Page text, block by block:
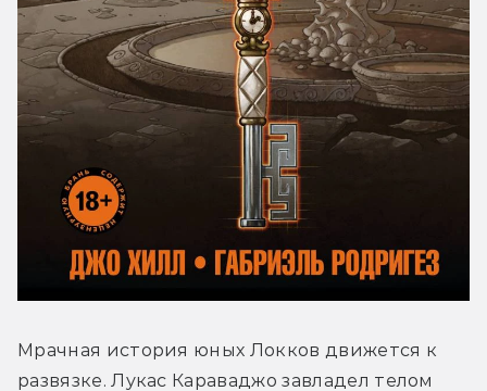
Мрачная история юных Локков движется к
развязке. Лукас Караваджо завладел телом